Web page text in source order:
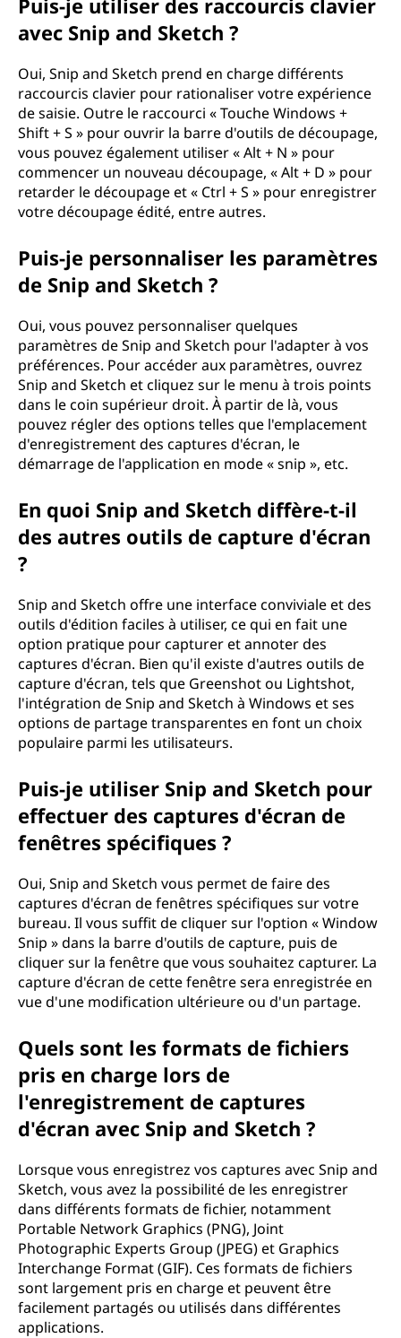
Puis-je utiliser des raccourcis clavier
avec Snip and Sketch ?
Oui, Snip and Sketch prend en charge différents
raccourcis clavier pour rationaliser votre expérience
de saisie. Outre le raccourci « Touche Windows +
Shift + S » pour ouvrir la barre d'outils de découpage,
vous pouvez également utiliser « Alt + N » pour
commencer un nouveau découpage, « Alt + D » pour
retarder le découpage et « Ctrl + S » pour enregistrer
votre découpage édité, entre autres.
Puis-je personnaliser les paramètres
de Snip and Sketch ?
Oui, vous pouvez personnaliser quelques
paramètres de Snip and Sketch pour l'adapter à vos
préférences. Pour accéder aux paramètres, ouvrez
Snip and Sketch et cliquez sur le menu à trois points
dans le coin supérieur droit. À partir de là, vous
pouvez régler des options telles que l'emplacement
d'enregistrement des captures d'écran, le
démarrage de l'application en mode « snip », etc.
En quoi Snip and Sketch diffère-t-il
des autres outils de capture d'écran
?
Snip and Sketch offre une interface conviviale et des
outils d'édition faciles à utiliser, ce qui en fait une
option pratique pour capturer et annoter des
captures d'écran. Bien qu'il existe d'autres outils de
capture d'écran, tels que Greenshot ou Lightshot,
l'intégration de Snip and Sketch à Windows et ses
options de partage transparentes en font un choix
populaire parmi les utilisateurs.
Puis-je utiliser Snip and Sketch pour
effectuer des captures d'écran de
fenêtres spécifiques ?
Oui, Snip and Sketch vous permet de faire des
captures d'écran de fenêtres spécifiques sur votre
bureau. Il vous suffit de cliquer sur l'option « Window
Snip » dans la barre d'outils de capture, puis de
cliquer sur la fenêtre que vous souhaitez capturer. La
capture d'écran de cette fenêtre sera enregistrée en
vue d'une modification ultérieure ou d'un partage.
Quels sont les formats de fichiers
pris en charge lors de
l'enregistrement de captures
d'écran avec Snip and Sketch ?
Lorsque vous enregistrez vos captures avec Snip and
Sketch, vous avez la possibilité de les enregistrer
dans différents formats de fichier, notamment
Portable Network Graphics (PNG), Joint
Photographic Experts Group (JPEG) et Graphics
Interchange Format (GIF). Ces formats de fichiers
sont largement pris en charge et peuvent être
facilement partagés ou utilisés dans différentes
applications.